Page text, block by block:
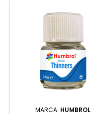
MARCA: HUMBROL